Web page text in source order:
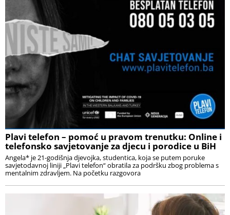
Plavi telefon – pomoć u pravom trenutku: Online i
telefonsko savjetovanje za djecu i porodice u BiH
Angela* je 21-godišnja djevojka, studentica, koja se putem poruke
savjetodavnoj liniji „Plavi telefon“ obratila za podršku zbog problema s
mentalnim zdravljem. Na početku razgovora